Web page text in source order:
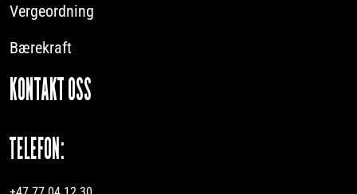
Vergeordning
Bærekraft
KONTAKT OSS
TELEFON: